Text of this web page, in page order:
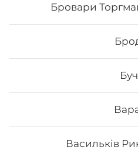
Бровари
Васильків
Вага: 255 г Склад: норі, рис,